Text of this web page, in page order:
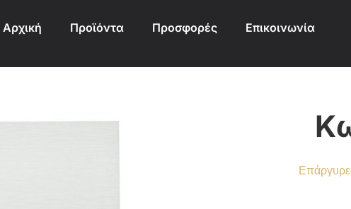
Αρχική Προϊόντα Προσφορές Επικοινωνία